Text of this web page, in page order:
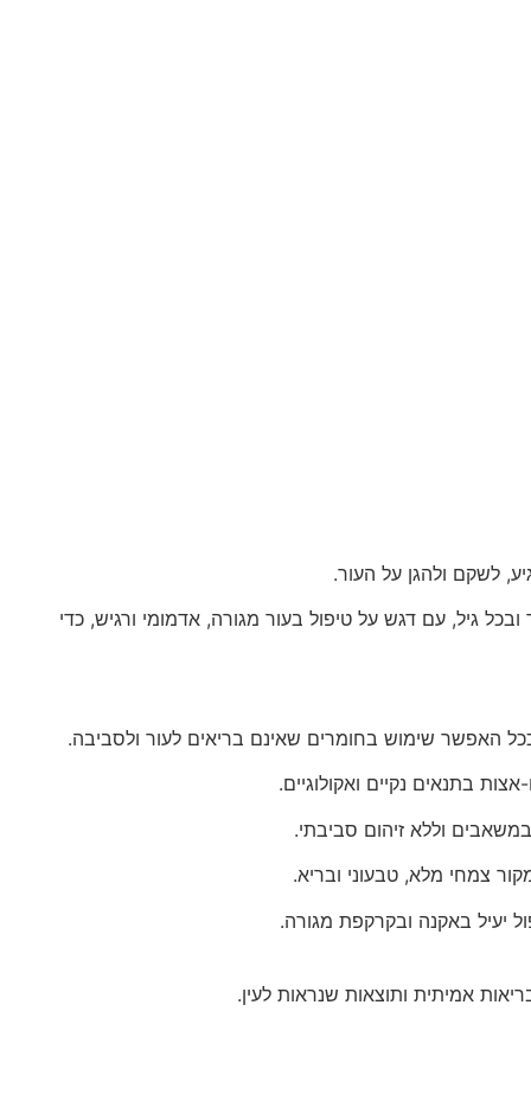
לשקם ולהגן על העור.
גיל, עם דגש על טיפול בעור מגורה, אדמומי ורגיש, כדי
האפשר שימוש בחומרים שאינם בריאים לעור ולסביבה.
בתנאים נקיים ואקולוגיים.
וללא זיהום סביבתי.
צמחי מלא, טבעוני ובריא.
יעיל באקנה ובקרקפת מגורה.
אמיתית ותוצאות שנראות לעין.